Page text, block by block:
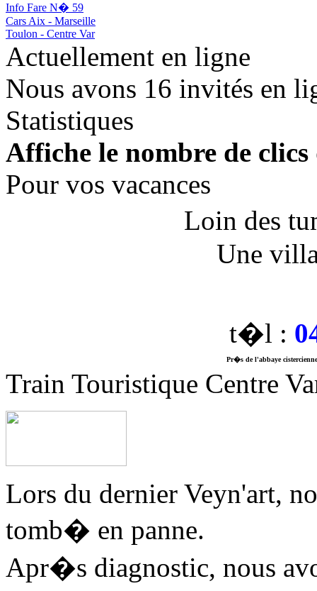
Info Fare N� 59
Cars Aix - Marseille
Toulon - Centre Var
Actuellement en ligne
Nous avons 16 invités en
Statistiques
Affiche le nombre de clics
Pour vos vacances
Loin des
Une
t�l :
Pr�s de l'abbaye
Train Touristique Centre
Lors du dernier Veyn'art,
tomb� en panne.
Apr�s diagnostic, nous